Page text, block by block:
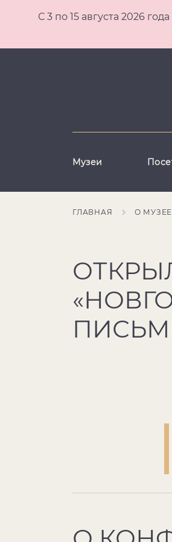
С 3 по 15 августа 2026
Музеи
ГЛАВНАЯ О МУЗЕЕ